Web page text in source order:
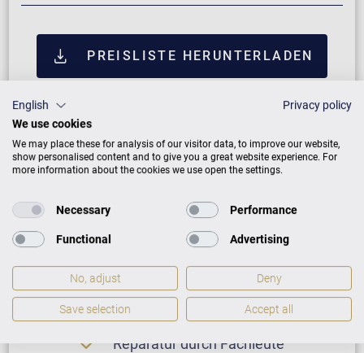
PREISLISTE HERUNTERLADEN
Neuinstrument
5 Jahre Herstellergarantie
Reparatur durch Fachleute
English
Privacy policy
We use cookies
We may place these for analysis of our visitor data, to improve our website,
show personalised content and to give you a great website experience. For
more information about the cookies we use open the settings.
Necessary Performance
Functional Advertising
No, adjust Deny
Save selection Accept all